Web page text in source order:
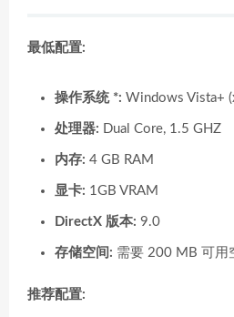
最低配置:
操作系统 *: Windows Vista+
处理器: Dual Core, 1.5 GHZ
内存: 4 GB RAM
显卡: 1GB VRAM
DirectX 版本: 9.0
存储空间: 需要 200 MB 可用
推荐配置: